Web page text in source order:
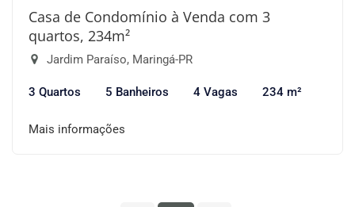
Casa de Condomínio à Venda com 3
quartos, 234m²
Jardim Paraíso, Maringá-PR
3 Quartos 5 Banheiros 4 Vagas 234 m²
Mais informações